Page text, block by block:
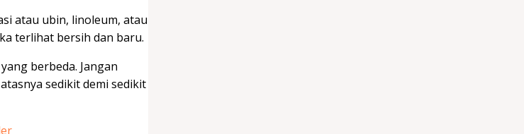
atau ubin, linoleum, atau
terlihat bersih dan baru.
berbeda. Jangan
sedikit demi sedikit